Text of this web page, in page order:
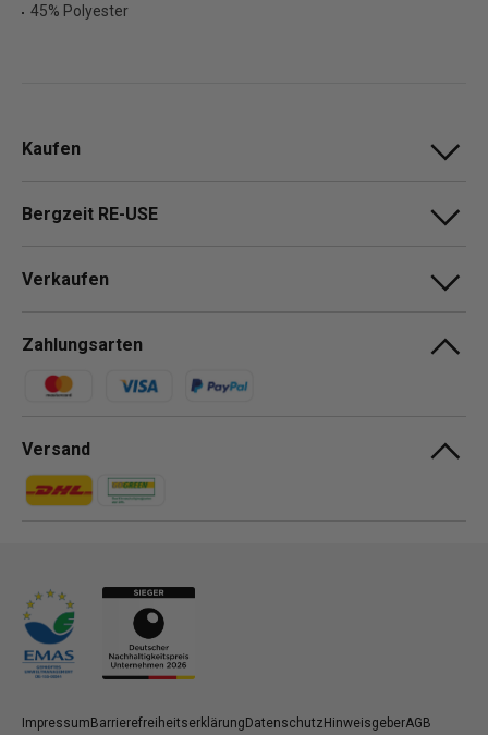
45% Polyester
Kaufen
Bergzeit RE-USE
Verkaufen
Zahlungsarten
Zahlungsmethoden
Versand
Zahlungsmethoden
Zahlungsmethoden
ImpressumBarrierefreiheitserklärungDatenschutzHinweisgeberAGB